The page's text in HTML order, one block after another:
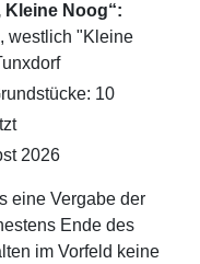
Kleine Noog“:
westlich "Kleine
10
2026
eine Vergabe der
Ende des
im Vorfeld keine